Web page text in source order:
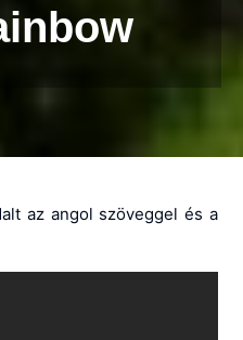
az angol szöveggel és a